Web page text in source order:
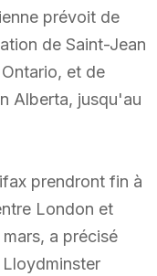
prévoit de
de Saint-Jean
et de
Alberta, jusqu'au
prendront fin à
London et
a précisé